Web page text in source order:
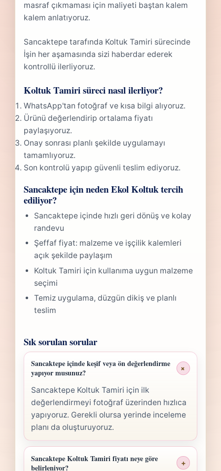
masraf çıkmaması için maliyeti baştan kalem
kalem anlatıyoruz.
Sancaktepe tarafında Koltuk Tamiri sürecinde
İşin her aşamasında sizi haberdar ederek
kontrollü ilerliyoruz.
Koltuk Tamiri süreci nasıl ilerliyor?
WhatsApp'tan fotoğraf ve kısa bilgi alıyoruz.
Ürünü değerlendirip ortalama fiyatı
paylaşıyoruz.
Onay sonrası planlı şekilde uygulamayı
tamamlıyoruz.
Son kontrolü yapıp güvenli teslim ediyoruz.
Sancaktepe için neden Ekol Koltuk tercih
ediliyor?
Sancaktepe içinde hızlı geri dönüş ve kolay
randevu
Şeffaf fiyat: malzeme ve işçilik kalemleri
açık şekilde paylaşım
Koltuk Tamiri için kullanıma uygun malzeme
seçimi
Temiz uygulama, düzgün dikiş ve planlı
teslim
Sık sorulan sorular
Sancaktepe içinde keşif veya ön değerlendirme
yapıyor musunuz?
+
Sancaktepe Koltuk Tamiri için ilk
değerlendirmeyi fotoğraf üzerinden hızlıca
yapıyoruz. Gerekli olursa yerinde inceleme
planı da oluşturuyoruz.
Sancaktepe Koltuk Tamiri fiyatı neye göre
belirleniyor?
+